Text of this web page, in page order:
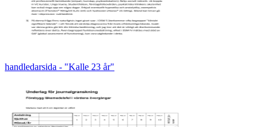
handledarsida - "Kalle 23 år"